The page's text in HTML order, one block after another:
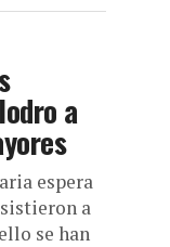
a
espera
a
se han